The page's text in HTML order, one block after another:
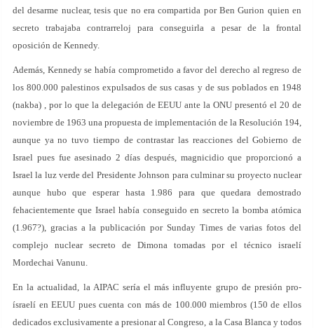
del desarme nuclear, tesis que no era compartida por Ben Gurion quien en
secreto trabajaba contrarreloj para conseguirla a pesar de la frontal
oposición de Kennedy.
Además, Kennedy se había comprometido a favor del derecho al regreso de
los 800.000 palestinos expulsados de sus casas y de sus poblados en 1948
(nakba) , por lo que la delegación de EEUU ante la ONU presentó el 20 de
noviembre de 1963 una propuesta de implementación de la Resolución 194,
aunque ya no tuvo tiempo de contrastar las reacciones del Gobierno de
Israel pues fue asesinado 2 días después, magnicidio que proporcionó a
Israel la luz verde del Presidente Johnson para culminar su proyecto nuclear
aunque hubo que esperar hasta 1.986 para que quedara demostrado
fehacientemente que Israel había conseguido en secreto la bomba atómica
(1.967?), gracias a la publicación por Sunday Times de varias fotos del
complejo nuclear secreto de Dimona tomadas por el técnico israelí
Mordechai Vanunu.
En la actualidad, la AIPAC sería el más influyente grupo de presión pro-
ísraelí en EEUU pues cuenta con más de 100.000 miembros (150 de ellos
dedicados exclusivamente a presionar al Congreso, a la Casa Blanca y todos